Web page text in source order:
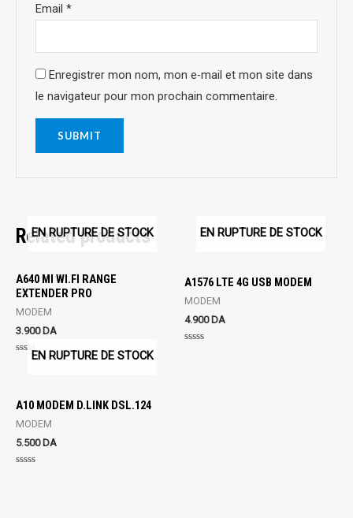
Email*
Enregistrer mon nom, mon e-mail et mon site dans
le navigateur pour mon prochain commentaire.
Related products
EN RUPTURE DE STOCK
A640 MI WI.FI RANGE
EXTENDER PRO
MODEM
3.900DA
Rated
5
EN RUPTURE DE STOCK
A1576 LTE 4G USB MODEM
MODEM
4.900DA
EN RUPTURE DE STOCK
A10 MODEM D.LINK DSL.124
MODEM
5.500DA